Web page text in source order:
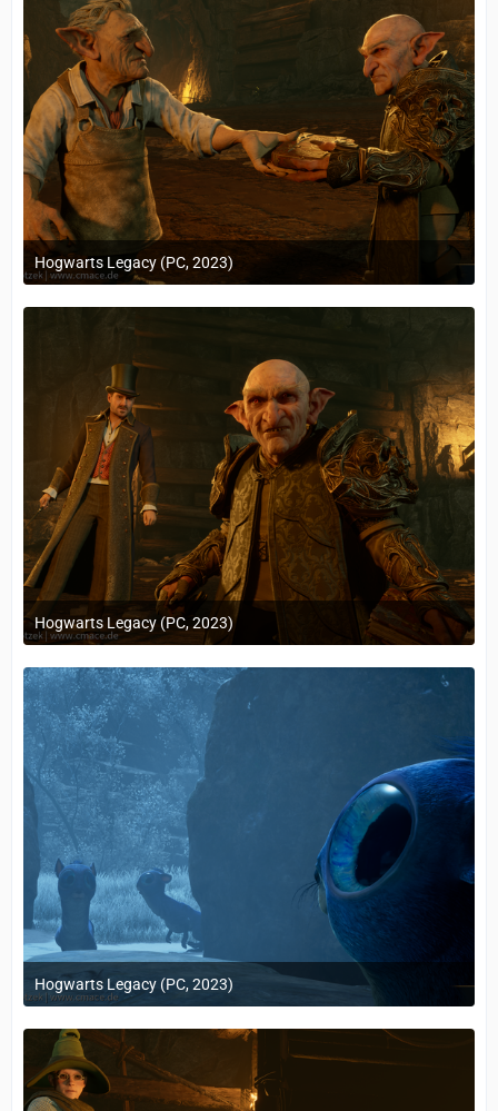
Hogwarts Legacy (PC, 2023)
24. Februar 2023 um 10:12
Hogwarts Legacy (PC, 2023)
24. Februar 2023 um 10:12
Hogwarts Legacy (PC, 2023)
24. Februar 2023 um 10:12